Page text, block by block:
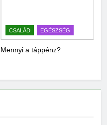
CSALÁD EGÉSZSÉG
Mennyi a táppénz?